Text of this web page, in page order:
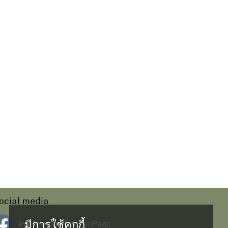
media
ศนย์ข้อมูลสมุนไพร FanPage
มีการใช้คุกกี้